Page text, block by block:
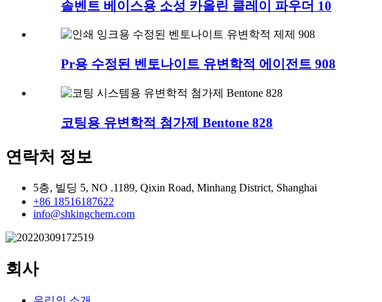
솔벤트 베이스용 소성 카올린 클레이 파우더 10
Pr용 수정된 벤토나이트 유변학적 에이전트 908
코팅용 유변학적 첨가제 Bentone 828
연락처 정보
5층, 빌딩 5, NO .1189, Qixin Road, Minhang District, Shanghai
+86 18516187622
info@shkingchem.com
회사